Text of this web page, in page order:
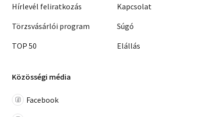
Hírlevél feliratkozás
Törzsvásárlói program
TOP 50
Kapcsolat
Súgó
Elállás
Közösségi média
Facebook